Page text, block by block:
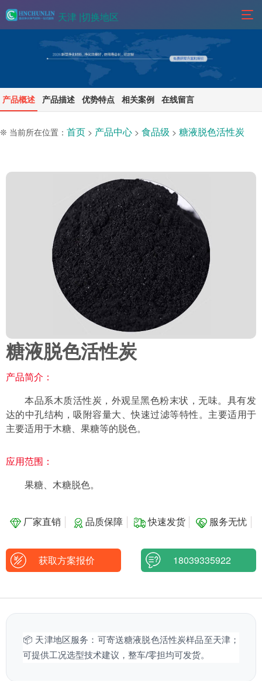
天津 |切换地区
产品概述 产品描述 优势特点 相关案例 在线留言
❊ 当前所在位置： 首页 > 产品中心 > 食品级 > 糖液脱色活性炭
糖液脱色活性炭
产品简介：
本品系木质活性炭，外观呈黑色粉末状，无味。具有发
达的中孔结构，吸附容量大、快速过滤等特性。主要适用于
主要适用于木糖、果糖等的脱色。
应用范围：
果糖、木糖脱色。
厂家直销 品质保障 快速发货 服务无忧
获取方案报价 18039335922
📦 天津地区服务：可寄送糖液脱色活性炭样品至天津；
可提供工况选型技术建议，整车/零担均可发货。